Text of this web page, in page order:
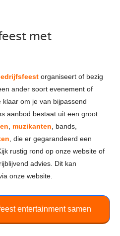
met
organiseert of bezig
ander soort evenement of
om je van bijpassend
aanbod bestaat uit een groot
muzikanten , bands,
, die er gegarandeerd een
rustig rond op onze website of
advies. Dit kan
onze website.
entertainment samen